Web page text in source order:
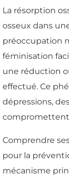
La résorption
osseux dans
préoccupation
féminisation
une réduction
effectué. Ce
dépressions,
Comprendre
pour la
mécanisme